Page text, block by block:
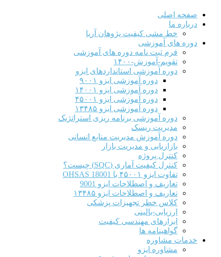
صفحه اصلی
درباره ما
خط مشی کیفیت پژوهان آریا
دوره های آموزشی
فرم ثبت نامه دوره های آموزشی
تقویم-آموزش-۱۴۰۰
دوره آموزشی استانداردهای ایزو
دوره آموزشی ایزو ۹۰۰۱
دوره آموزشی ایزو ۱۴۰۰۱
دوره آموزشی ایزو ۴۵۰۰۱
دوره آموزشی ایزو ۱۳۴۸۵
دوره آموزشی برنامه ریزی استراتژیک
مدیریت ریسک
دوره آموزش مدیریت منابع انسانی
بازاریابی و مدیریت بازار
کنترل پروژه
کنترل کیفیت آماری (SQC) چیست؟
تفاوت ایزو ۴۵۰۰۱ با OHSAS 18001
تعاریف و اصطلاحات ایزو 9001
تعاریف و اصطلاحات ایزو ۱۳۴۸۵
کلاس خطر تجهیزات پزشکی
ارزیابی-بالینی
ابزارهای مهندسی کیفیت
گواهینامه ها
خدمات مشاوره
مشاوره ایزو